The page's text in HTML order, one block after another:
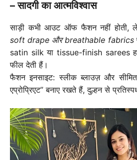
– सादगी का आत्मविश्वास
साड़ी कभी आउट ऑफ फैशन नहीं होती,
soft drape और breathable fabrics
satin silk या tissue-finish sarees
फील देती हैं।
फैशन इनसाइट: स्लीक ब्लाउज़ और
एप्रोप्रिएट” बनाए रखते हैं, दुल्हन से